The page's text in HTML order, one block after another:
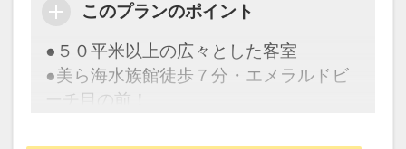
・アウトドアプール、インドアプール
（通年／9：00～19：00）
このプランのポイント
●５０平米以上の広々とした客室
●美ら海水族館徒歩７分・エメラルドビ
ーチ目の前！